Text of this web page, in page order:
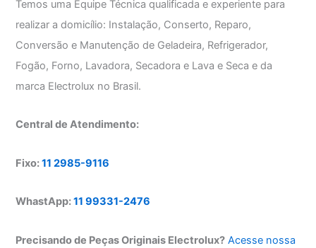
Temos uma Equipe Técnica qualificada e experiente para
realizar a domicílio: Instalação, Conserto, Reparo,
Conversão e Manutenção de Geladeira, Refrigerador,
Fogão, Forno, Lavadora, Secadora e Lava e Seca e da
marca Electrolux no Brasil.
Central de Atendimento:
Fixo:11 2985-9116
WhastApp:11 99331-2476
Precisando de Peças Originais Electrolux? Acesse nossa